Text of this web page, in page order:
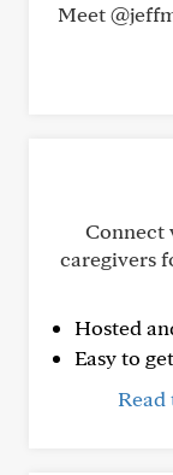
Meet
Connect
caregivers
Hosted
Easy to